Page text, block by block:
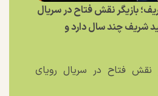
بازیگر نقش فتاح در سریال
شریف چند سال دارد و
نقش فتاح در سریال رویای